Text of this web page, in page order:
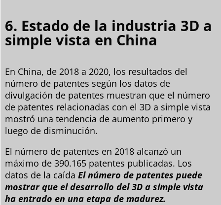
6. Estado de la industria 3D a
simple vista en China
En China, de 2018 a 2020, los resultados del
número de patentes según los datos de
divulgación de patentes muestran que el número
de patentes relacionadas con el 3D a simple vista
mostró una tendencia de aumento primero y
luego de disminución.
El número de patentes en 2018 alcanzó un
máximo de 390.165 patentes publicadas. Los
datos de la caída El número de patentes puede
mostrar que el desarrollo del 3D a simple vista
ha entrado en una etapa de madurez.